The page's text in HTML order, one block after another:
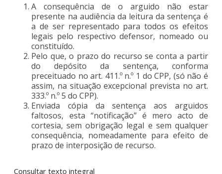
A consequência de o arguido não estar
presente na audiência da leitura da sentença é
a de ser representado para todos os efeitos
legais pelo respectivo defensor, nomeado ou
constituído.
Pelo que, o prazo do recurso se conta a partir
do depósito da sentença, conforma
preceituado no art. 411.º n.º 1 do CPP, (só não é
assim, na situação excepcional prevista no art.
333.º n.º 5 do CPP).
Enviada cópia da sentença aos arguidos
faltosos, esta “notificação” é mero acto de
cortesia, sem obrigação legal e sem qualquer
consequência, nomeadamente para efeito de
prazo de interposição de recurso.
Consultar texto integral